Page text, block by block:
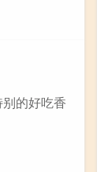
的好吃香